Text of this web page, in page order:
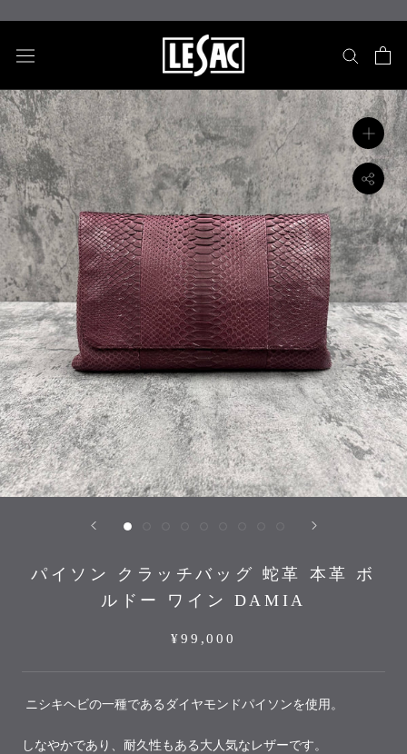
ッ
し
て
コ
ン
テ
ン
ツ
に
移
動
す
る
パイソン クラッチバッグ 蛇革 本革 ボ
ルドー ワイン DAMIA
¥99,000
ニシキヘビの一種であるダイヤモンドパイソンを使用。
しなやかであり、耐久性もある大人気なレザーです。